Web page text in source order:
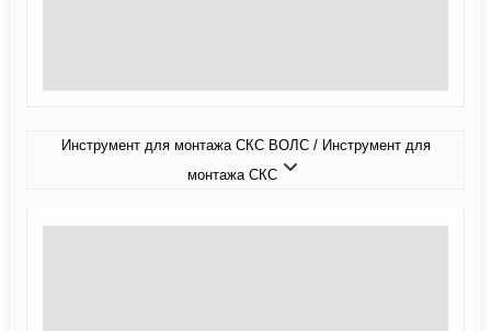
Инструмент для монтажа СКС ВОЛС / Инструмент для
монтажа СКС